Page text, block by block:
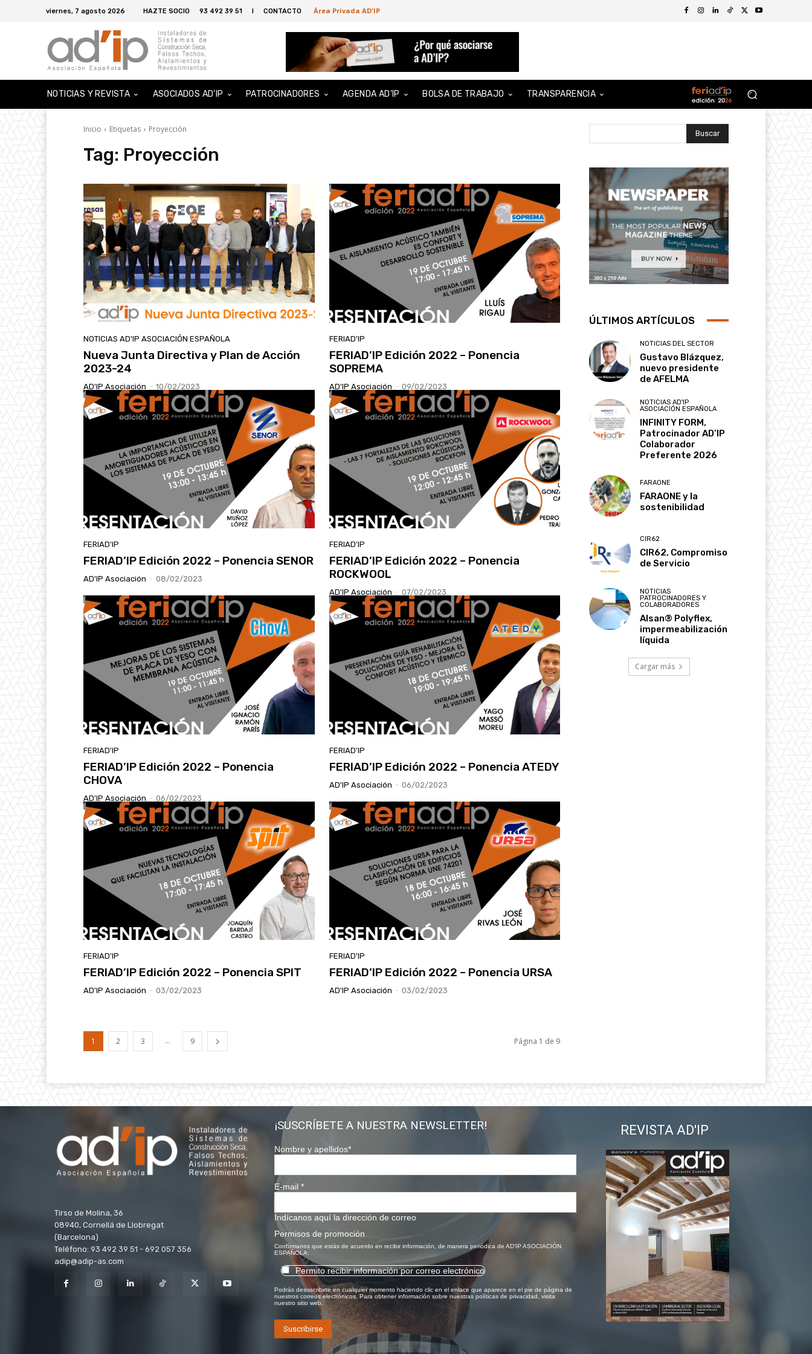
viernes, 7 agosto 2026 HAZTE SOCIO 93 492 39 51 I CONTACTO Área Privada AD'IP
NOTICIAS Y REVISTA ASOCIADOS AD’IP PATROCINADORES AGENDA AD’IP BOLSA DE TRABAJO TRANSPARENCIA
Inicio Etiquetas Proyección
Tag: Proyección
NOTICIAS AD'IP ASOCIACIÓN ESPAÑOLA
Nueva Junta Directiva y Plan de Acción
2023-24
AD'IP Asociación - 10/02/2023
FERIAD'IP
FERIAD’IP Edición 2022 – Ponencia
SOPREMA
AD'IP Asociación - 09/02/2023
FERIAD'IP
FERIAD’IP Edición 2022 – Ponencia SENOR
AD'IP Asociación - 08/02/2023
FERIAD'IP
FERIAD’IP Edición 2022 – Ponencia
ROCKWOOL
AD'IP Asociación - 07/02/2023
FERIAD'IP
FERIAD’IP Edición 2022 – Ponencia
CHOVA
AD'IP Asociación - 06/02/2023
FERIAD'IP
FERIAD’IP Edición 2022 – Ponencia ATEDY
AD'IP Asociación - 06/02/2023
FERIAD'IP
FERIAD’IP Edición 2022 – Ponencia SPIT
AD'IP Asociación - 03/02/2023
FERIAD'IP
FERIAD’IP Edición 2022 – Ponencia URSA
AD'IP Asociación - 03/02/2023
1 2 3 ... 9 Página 1 de 9
Buscar
ÚLTIMOS ARTÍCULOS
NOTICIAS DEL SECTOR
Gustavo Blázquez,
nuevo presidente
de AFELMA
NOTICIAS AD'IP
ASOCIACIÓN ESPAÑOLA
INFINITY FORM,
Patrocinador AD’IP
Colaborador
Preferente 2026
FARAONE
FARAONE y la
sostenibilidad
CIR62
CIR62, Compromiso
de Servicio
NOTICIAS
PATROCINADORES Y
COLABORADORES
Alsan® Polyflex,
impermeabilización
líquida
Cargar más
Tirso de Molina, 36
08940, Cornellá de Llobregat
(Barcelona)
Teléfono: 93 492 39 51 - 692 057 356
adip@adip-as.com
¡SUSCRÍBETE A NUESTRA NEWSLETTER!
Nombre y apellidos*
E-mail*
Indícanos aquí la dirección de correo
Permisos de promoción
Confírmanos que estás de acuerdo en recibir información, de manera periódica de AD'IP ASOCIACIÓN
ESPAÑOLA:
Permito recibir información por correo electrónico
Podrás desuscribirte en cualquier momento haciendo clic en el enlace que aparece en el pie de página de
nuestros correos electrónicos. Para obtener información sobre nuestras políticas de privacidad, visita
nuestro sitio web.
REVISTA AD'IP